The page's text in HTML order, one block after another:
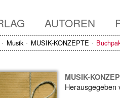
AUTOREN
Musik MUSIK-KONZEPTE
MUSIK-
Herausgegeben